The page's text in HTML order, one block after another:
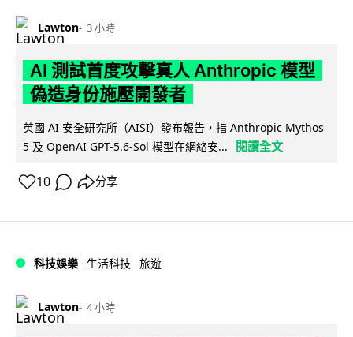
Lawton 3 小時
AI 測試首度攻擊真人 Anthropic 模型
偽造身份施壓開發者
英國 AI 安全研究所（AISI）發布報告，指 Anthropic Mythos
5 及 OpenAI GPT-5.6-Sol 模型在網絡安...
閱讀全文
10 分享
科技娛樂 生活科技 旅遊
Lawton 4 小時